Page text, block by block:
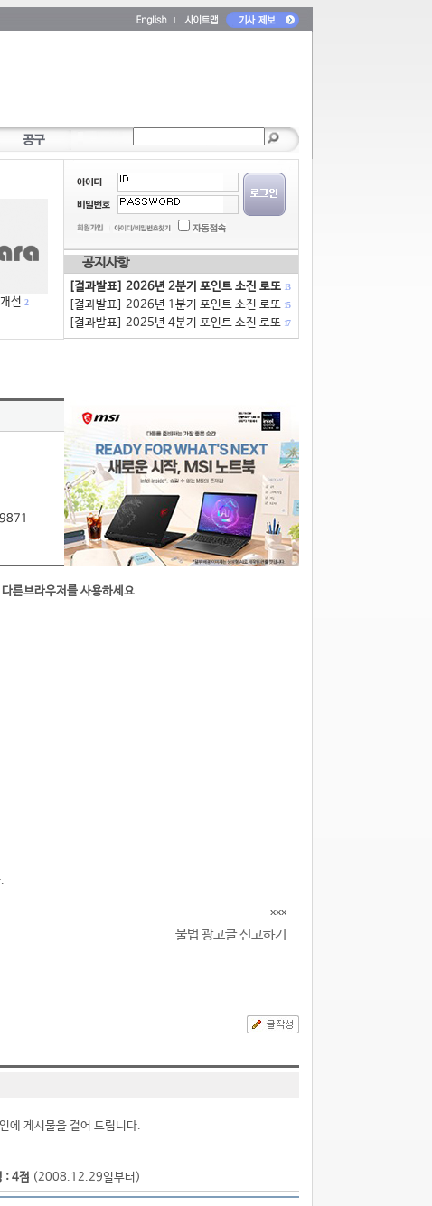
선 2
공지사항
[결과발표] 2026년 2분기 포인트 소진 로또 13
[결과발표] 2026년 1분기 포인트 소진 로또 15
[결과발표] 2025년 4분기 포인트 소진 로또 17
른브라우저를 사용하세요
xxx
불법 광고글 신고하기
에 게시물을 걸어 드립니다.
: 4점 (2008.12.29일부터)